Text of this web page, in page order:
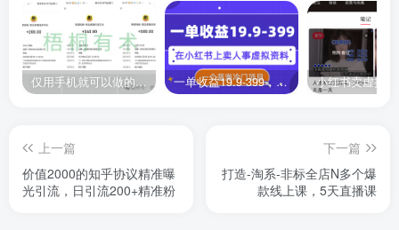
仅用手机就可以做的小项目，当天就能见钱，每天100-300 一单收益19.9-399，一个蓝海冷门项目，在小红书上卖人事虚拟资料
上一篇
价值2000的知乎协议精准曝
光引流，日引流200+精准粉
下一篇
打造-淘系-非标全店N多个爆
款线上课，5天直播课